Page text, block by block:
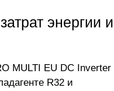
энергии и
MULTI EU DC Inverter
R32 и